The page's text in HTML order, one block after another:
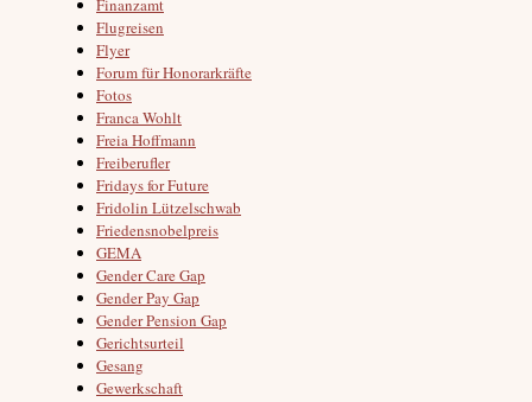
Finanzamt
Flugreisen
Flyer
Forum für Honorarkräfte
Fotos
Franca Wohlt
Freia Hoffmann
Freiberufler
Fridays for Future
Fridolin Lützelschwab
Friedensnobelpreis
GEMA
Gender Care Gap
Gender Pay Gap
Gender Pension Gap
Gerichtsurteil
Gesang
Gewerkschaft